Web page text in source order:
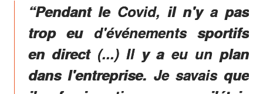
“Pendant le Covid, il n'y a pas
trop eu d'événements sportifs
en direct (...) Il y a eu un plan
dans l'entreprise. Je savais que